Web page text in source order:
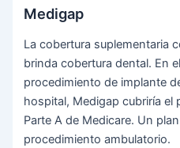
Medigap
La cobertura suplementaria
brinda cobertura dental. En
procedimiento de implante
hospital, Medigap cubriría el
Parte A de Medicare. Un
procedimiento ambulatorio.